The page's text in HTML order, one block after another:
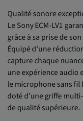
Qualité sonore
Le Sony ECM-LV1
grâce à sa prise de
Équipé d'une
capture chaque
une expérience audio
le microphone sans fil
doté d'une griffe
de qualité supérieure.